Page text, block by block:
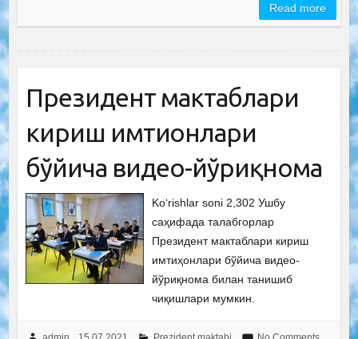
Read more
Президент мактаблари
кириш имтиҳонлари
бўйича видео-йўриқнома
Ko‘rishlar soni 2,302 Ушбу
саҳифада талабгорлар
Президент мактаблари кириш
имтиҳонлари бўйича видео-
йўриқнома билан танишиб
чиқишлари мумкин.